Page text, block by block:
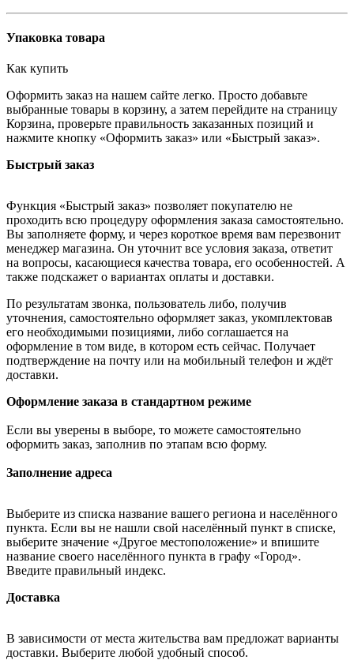
Упаковка товара
Как купить
Оформить заказ на нашем сайте легко. Просто добавьте
выбранные товары в корзину, а затем перейдите на страницу
Корзина, проверьте правильность заказанных позиций и
нажмите кнопку «Оформить заказ» или «Быстрый заказ».
Быстрый заказ
Функция «Быстрый заказ» позволяет покупателю не
проходить всю процедуру оформления заказа самостоятельно.
Вы заполняете форму, и через короткое время вам перезвонит
менеджер магазина. Он уточнит все условия заказа, ответит
на вопросы, касающиеся качества товара, его особенностей. А
также подскажет о вариантах оплаты и доставки.
По результатам звонка, пользователь либо, получив
уточнения, самостоятельно оформляет заказ, укомплектовав
его необходимыми позициями, либо соглашается на
оформление в том виде, в котором есть сейчас. Получает
подтверждение на почту или на мобильный телефон и ждёт
доставки.
Оформление заказа в стандартном режиме
Если вы уверены в выборе, то можете самостоятельно
оформить заказ, заполнив по этапам всю форму.
Заполнение адреса
Выберите из списка название вашего региона и населённого
пункта. Если вы не нашли свой населённый пункт в списке,
выберите значение «Другое местоположение» и впишите
название своего населённого пункта в графу «Город».
Введите правильный индекс.
Доставка
В зависимости от места жительства вам предложат варианты
доставки. Выберите любой удобный способ.